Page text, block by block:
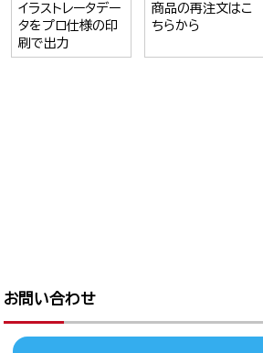
イラストレータデー
タをプロ仕様の印
刷で出力
商品の再注文はこ
ちらから
お問い合わせ